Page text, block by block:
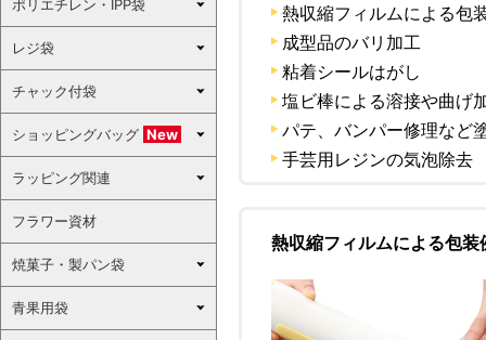
熱収縮フィルムによる包
成型品のバリ加工
粘着シールはがし
塩ビ棒による溶接や曲げ
パテ、バンパー修理など
手芸用レジンの気泡除去
熱収縮フィルムによる包装
ポリエチレン・IPP袋
レジ袋
チャック付袋
ショッピングバッグ New
ラッピング関連
フラワー資材
焼菓子・製パン袋
青果用袋